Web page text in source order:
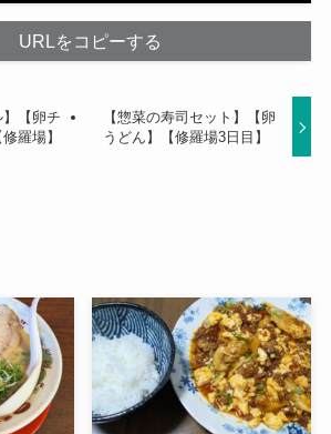
URLをコピーする
】【卵チ
羅場】
【惣菜の寿司セット】【卵
うどん】【修羅場3日目】